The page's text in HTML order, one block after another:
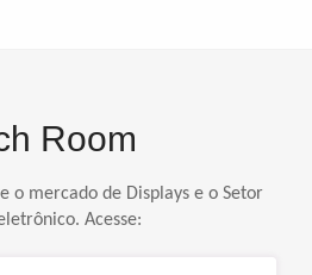
Room
o mercado de Displays e o Setor
Acesse: